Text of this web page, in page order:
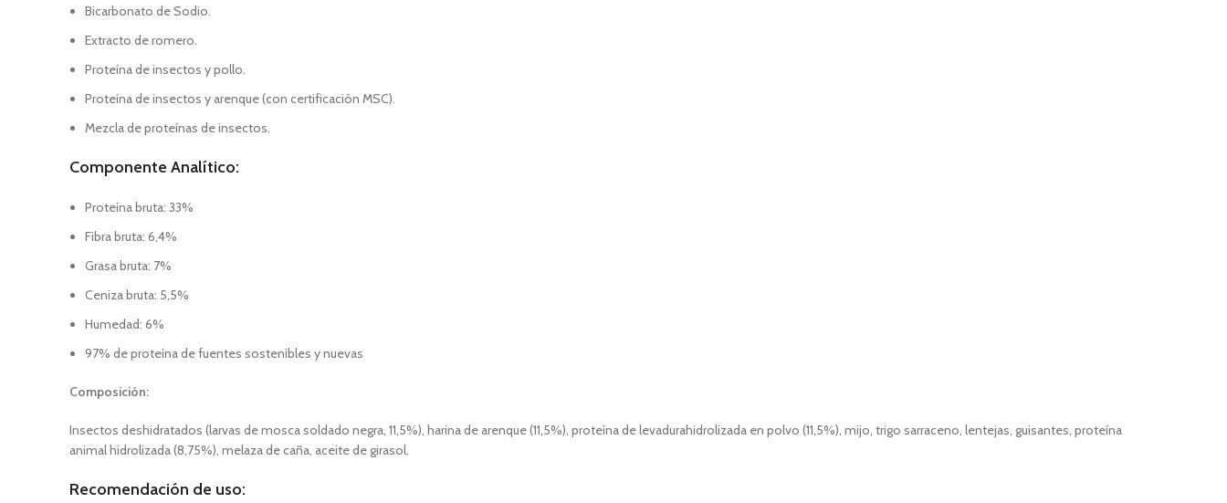
Bicarbonato de Sodio.
Extracto de romero.
Proteína de insectos y pollo.
Proteína de insectos y arenque (con certificación MSC).
Mezcla de proteínas de insectos.
Componente Analítico:
Proteína bruta: 33%
Fibra bruta: 6,4%
Grasa bruta: 7%
Ceniza bruta: 5,5%
Humedad: 6%
97% de proteína de fuentes sostenibles y nuevas
Composición:
Insectos deshidratados (larvas de mosca soldado negra, 11,5%), harina de arenque (11,5%), proteína de levadurahidrolizada en polvo (11,5%), mijo, trigo sarraceno, lentejas, guisantes, proteína
animal hidrolizada (8,75%), melaza de caña, aceite de girasol.
Recomendación de uso: